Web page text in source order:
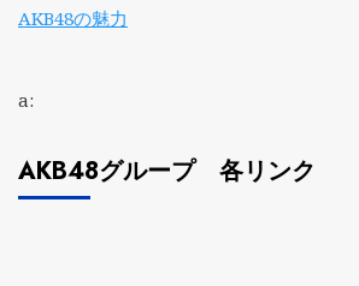
AKB48の魅力
a:
AKB48グループ 各リンク